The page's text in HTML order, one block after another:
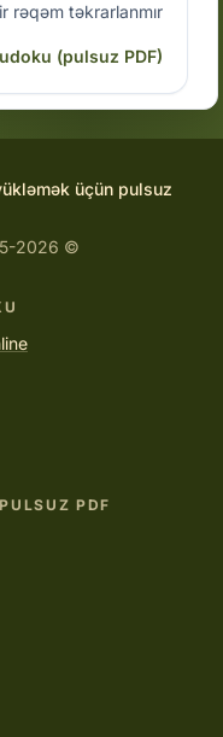
rəqəm təkrarlanmır.
(pulsuz PDF)
üçün pulsuz
© 2005-2026 PrintSudoku.com
PDF